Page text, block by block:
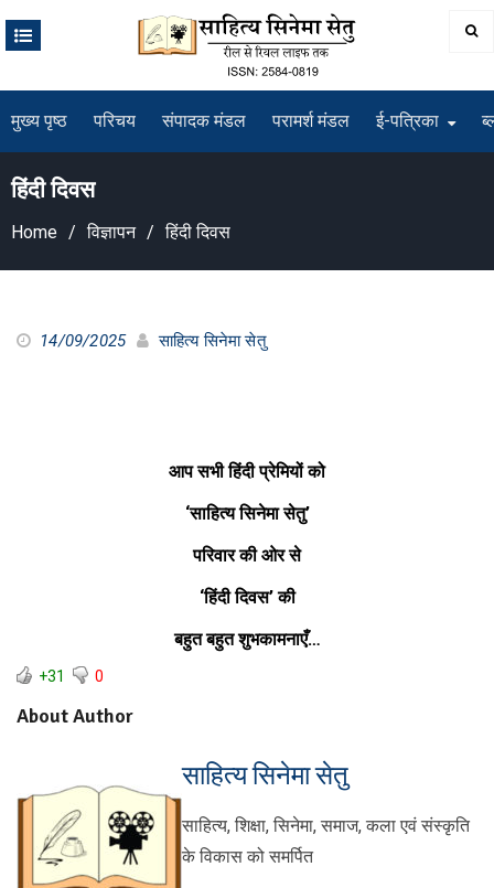
मुख्य पृष्ठ परिचय संपादक मंडल परामर्श मंडल ई-पत्रिका
हिंदी दिवस
Home विज्ञापन हिंदी दिवस
14/09/2025 साहित्य सिनेमा सेतु
आप सभी हिंदी प्रेमियों को
‘साहित्य सिनेमा सेतु’
परिवार की ओर से
‘हिंदी दिवस’ की
बहुत बहुत शुभकामनाएँ…
+31 0
About Author
साहित्य सिनेमा सेतु
साहित्य, शिक्षा, सिनेमा, समाज, कला एवं संस्कृति
के विकास को समर्पित